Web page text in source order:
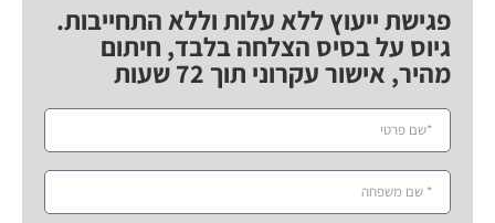
פגישת ייעוץ ללא עלות וללא התחייבות.
גיוס על בסיס הצלחה בלבד, חיתום
מהיר, אישור עקרוני תוך 72 שעות